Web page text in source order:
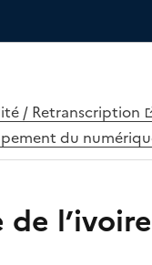
/ Retranscription
du